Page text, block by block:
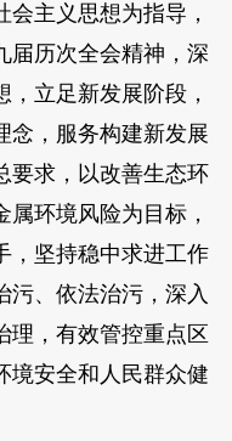
主义思想为指导，
届历次全会精神，深
立足新发展阶段，
念，服务构建新发展
要求，以改善生态环
环境风险为目标，
，坚持稳中求进工作
污、依法治污，深入
理，有效管控重点区
境安全和人民群众健